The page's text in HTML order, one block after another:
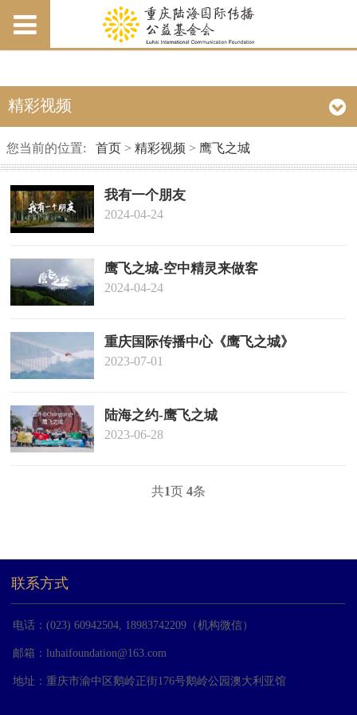
精彩视频
您当前的位置: 首页> 精彩视频 > 鹰飞之城
我有一个朋友
2024-04-24
鹰飞之城-空中精灵来做客
2024-04-24
重庆国际传播中心《鹰飞之城》
2023-07-01
陆海之约-鹰飞之城
2023-06-28
共1页 4条
联系方式
电话：(023) 60942504, 18983742209（机构微信）
邮箱：luhaifoundation@163.com
地址：重庆市渝中区鹅岭正街176号鹅岭公园澳大利亚馆